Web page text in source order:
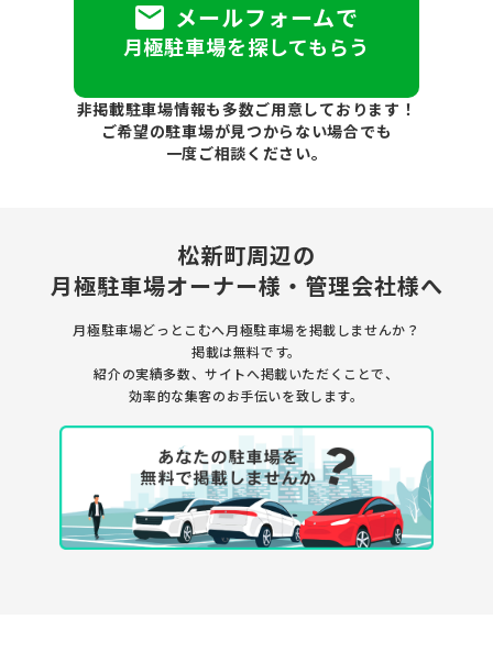
メールフォームで
月極駐車場を探してもらう
非掲載駐車場情報も多数ご用意しております！
ご希望の駐車場が見つからない場合でも
一度ご相談ください。
松新町周辺の
月極駐車場オーナー様・管理会社様へ
月極駐車場どっとこむへ月極駐車場を掲載しませんか？
掲載は無料です。
紹介の実績多数、サイトへ掲載いただくことで、
効率的な集客のお手伝いを致します。